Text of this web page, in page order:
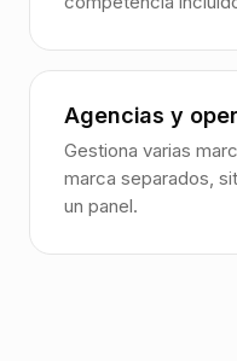
Agencias y
Gestiona varias
marca separados,
un panel.